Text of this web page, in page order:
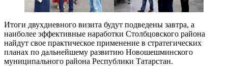
Итоги двухдневного визита будут подведены завтра, а
наиболее эффективные наработки Столбцовского района
найдут свое практическое применение в стратегических
планах по дальнейшему развитию Новошешминского
муниципального района Республики Татарстан.